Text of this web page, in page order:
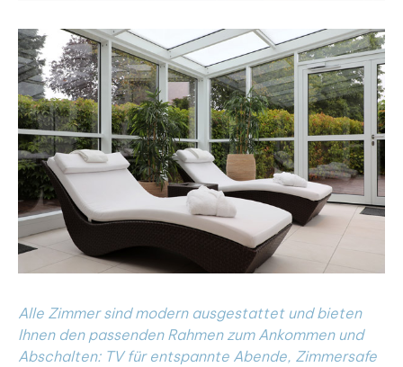
Alle Zimmer sind modern ausgestattet und bieten
Ihnen den passenden Rahmen zum Ankommen und
Abschalten: TV für entspannte Abende, Zimmersafe